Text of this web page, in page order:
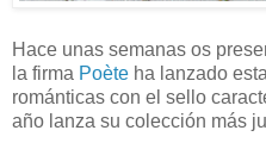
Hace unas semanas os
la firma Poète ha lanzado
románticas con el sello
año lanza su colección más